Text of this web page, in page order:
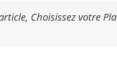
Choisissez votre